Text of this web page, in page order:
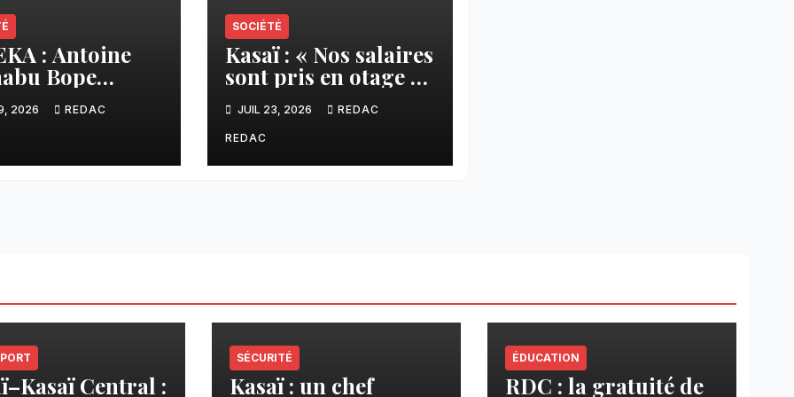
: Antoine
Bope
pour une
prise en
des
2026 REDAC
SOCIÉTÉ
Kasaï : « Nos salaires
sont pris en otage » :
la colère explose
contre ADVANS
Banque à Tshikapa
JUIL 23, 2026 REDAC
REDAC
Central :
SÉCURITÉ
Kasaï : un chef
ÉDUCATION
RDC : la gratuité de